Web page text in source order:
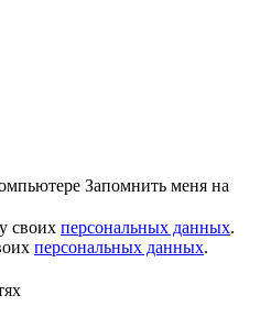
Запомнить меня на
своих персональных данных.
персональных данных.